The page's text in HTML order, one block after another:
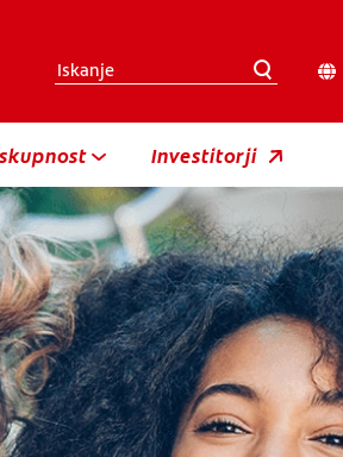
Investitorji